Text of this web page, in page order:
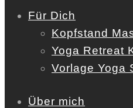
Für Dich
Kopfstand
Yoga Retreat
Vorlage Yoga
Über mich